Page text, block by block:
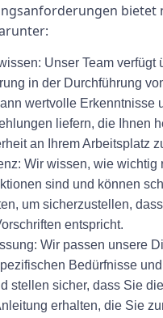
bietet
Unser Team verfügt
in der Durchführung
wertvolle Erkenntnisse
liefern, die Ihnen
an Ihrem Arbeitsplatz
Wir wissen, wie wichtig
sind und können
um sicherzustellen,
entspricht.
Wir passen unsere
Bedürfnisse
stellen sicher, dass Sie
erhalten, die Sie